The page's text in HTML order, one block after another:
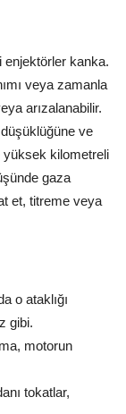
enjektörler kanka.
veya zamanla
arızalanabilir.
ve
yüksek kilometreli
gaza
et, titreme veya
o ataklığı
gibi.
motorun
tokatlar,